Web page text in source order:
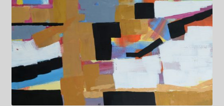
Wabi sabi
Aukcja
O mnie
Rozwiń
potomne
GalleryStore